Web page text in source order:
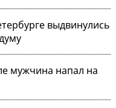
выдвинулись
мужчина напал на